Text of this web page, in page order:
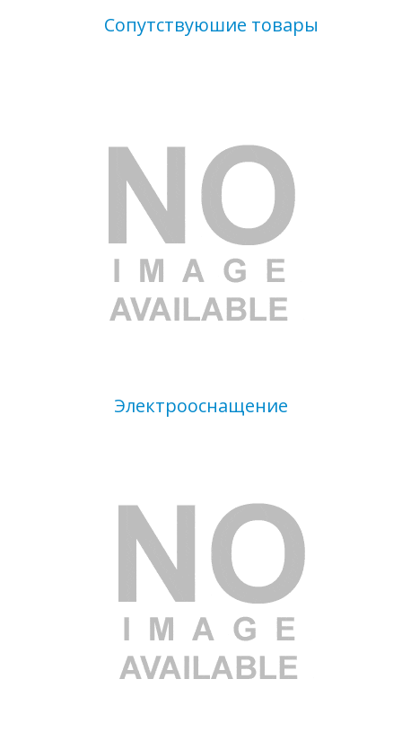
Сопутствуюшие товары
Электрооснащение